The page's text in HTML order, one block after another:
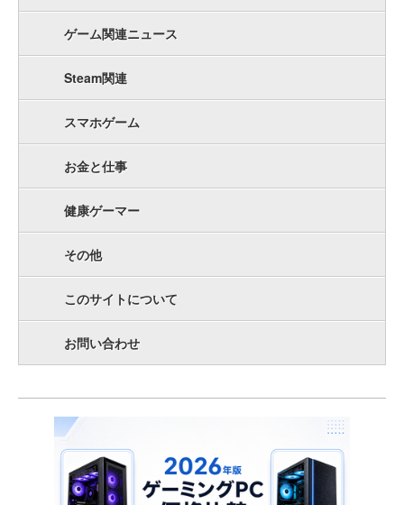
ゲーム関連ニュース
Steam関連
スマホゲーム
お金と仕事
健康ゲーマー
その他
このサイトについて
お問い合わせ